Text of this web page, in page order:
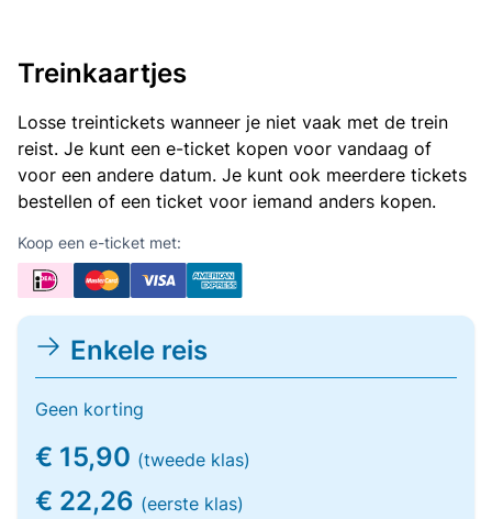
Treinkaartjes
Losse treintickets wanneer je niet vaak met de trein
reist. Je kunt een e-ticket kopen voor vandaag of
voor een andere datum. Je kunt ook meerdere tickets
bestellen of een ticket voor iemand anders kopen.
Koop een e-ticket met:
Enkele reis
Geen korting
€ 15,90 (tweede klas)
€ 22,26 (eerste klas)